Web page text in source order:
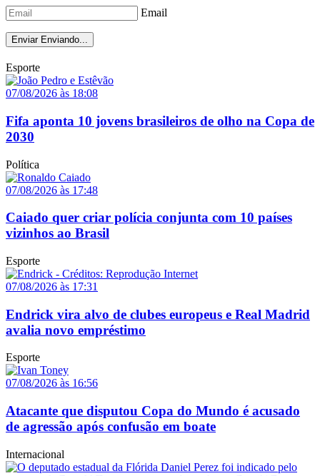
Email
Enviar Enviando...
Esporte
07/08/2026 às 18:08
Fifa aponta 10 jovens brasileiros de olho na Copa de
2030
Política
07/08/2026 às 17:48
Caiado quer criar polícia conjunta com 10 países
vizinhos ao Brasil
Esporte
07/08/2026 às 17:31
Endrick vira alvo de clubes europeus e Real Madrid
avalia novo empréstimo
Esporte
07/08/2026 às 16:56
Atacante que disputou Copa do Mundo é acusado
de agressão após confusão em boate
Internacional